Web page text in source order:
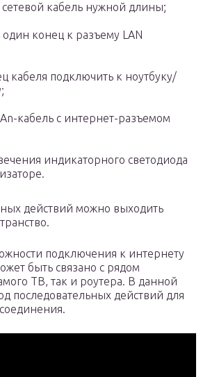
кабель нужной длины;
конец к разъему LAN
кабеля подключить к ноутбуку/
кабель с интернет-разъемом
индикаторного светодиода
действий можно выходить
подключения к интернету
быть связано с рядом
ТВ, так и роутера. В данной
последовательных действий для